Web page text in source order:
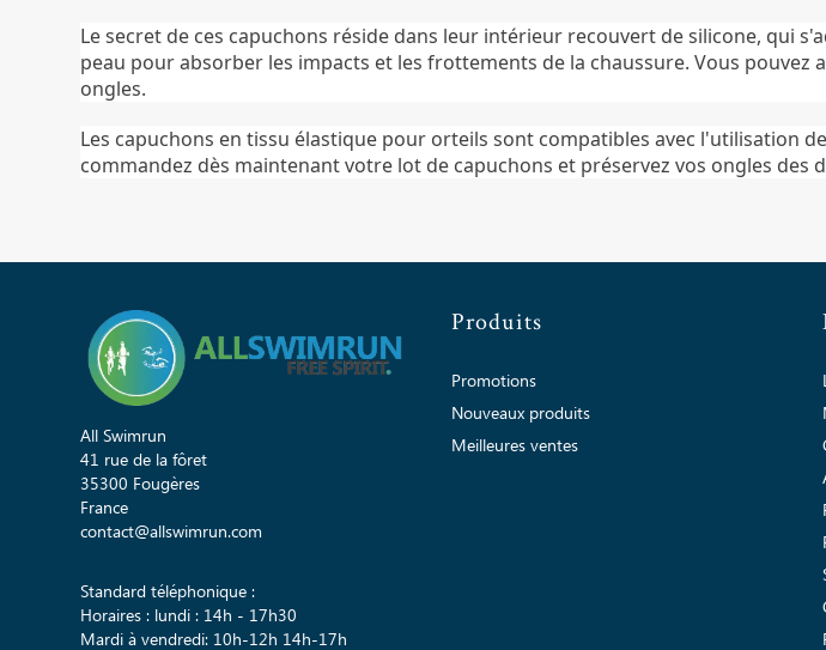
Le secret de ces capuchons réside dans leur intérieur recouvert de silicone, qui
peau pour absorber les impacts et les frottements de la chaussure. Vous
ongles.
Les capuchons en tissu élastique pour orteils sont compatibles avec l'utilisation
commandez dès maintenant votre lot de capuchons et préservez vos ongles des
All Swimrun
41 rue de la fôret
35300 Fougères
France
contact@allswimrun.com
Standard téléphonique :
Horaires : lundi : 14h - 17h30
Mardi à vendredi: 10h-12h 14h-17h
Produits
Promotions
Nouveaux produits
Meilleures ventes